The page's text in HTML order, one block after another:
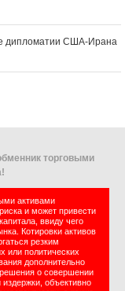
дипломатии США‑Ирана
торговыми
активами
и может привести
ввиду чего
Котировки активов
резким
или политических
дополнительно
о совершении
объективно